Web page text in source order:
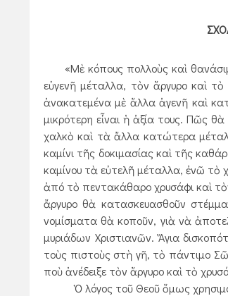
«Μὲ κόπους πολλοὺς καὶ
εὐγενῆ μέταλλα, τὸν ἄργυρο καὶ
ἀνακατεμένα μὲ ἄλλα ἀγενῆ καὶ
μικρότερη εἶναι ἡ ἀξία τους. Πῶς
χαλκὸ καὶ τὰ ἄλλα κατώτερα
καμίνι τῆς δοκιμασίας καὶ τῆς
καμίνου τὰ εὐτελῆ μέταλλα, ἐνῶ τὸ
ἀπό τὸ πεντακάθαρο χρυσάφι καὶ
ἄργυρο θὰ κατασκευασθοῦν
νομίσματα θὰ κοποῦν, γιὰ νὰ
μυριάδων Χριστιανῶν. Ἅγια
τοὺς πιστοὺς στὴ γῆ, τὸ πάντιμο
ποὺ ἀνέδειξε τὸν ἄργυρο καὶ τὸ
Ὁ λόγος τοῦ Θεοῦ ὅμως